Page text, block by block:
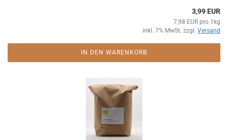
3,99 EUR
7,98 EUR pro 1kg
inkl. 7% MwSt. zzgl. Versand
IN DEN WARENKORB